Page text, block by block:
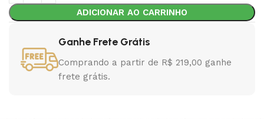
ADICIONAR AO CARRINHO
Ganhe Frete Grátis
Comprando a partir de R$ 219,00 ganhe
frete grátis.